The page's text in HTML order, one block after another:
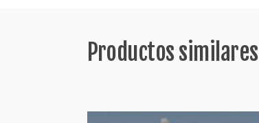
Productos similares